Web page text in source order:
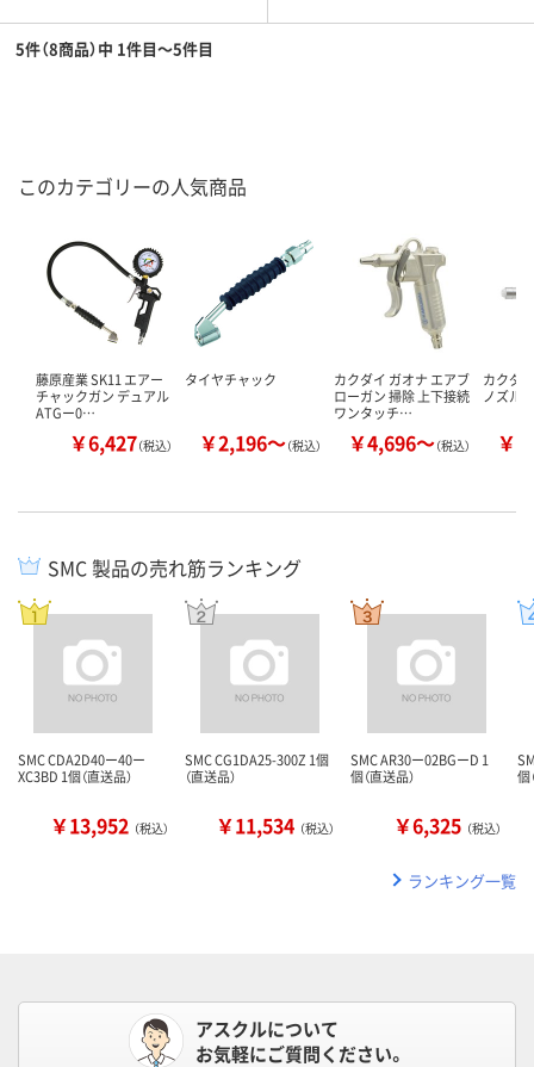
5件（8商品）中 1件目～5件目
このカテゴリーの人気商品
藤原産業 SK11 エアー
チャックガン デュアル
ATGー0…
￥6,427（税込）
タイヤチャック
￥2,196～（税込）
カクダイ ガオナ エアブ
ローガン 掃除 上下接続
ワンタッチ…
￥4,696～（税込）
カクダ
ノズル
￥
SMC 製品の売れ筋ランキング
SMC CDA2D40ー40ー
XC3BD 1個（直送品）
￥13,952 （税込）
SMC CG1DA25-300Z 1個
（直送品）
￥11,534 （税込）
SMC AR30ー02BGーD 1
個（直送品）
￥6,325 （税込）
個
ランキング一覧
アスクルについて
お気軽にご質問ください。